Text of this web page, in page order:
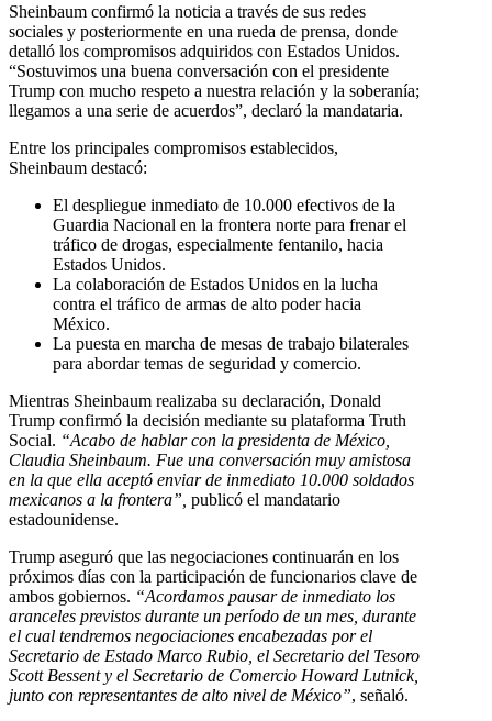
Sheinbaum confirmó la noticia a través de sus redes
sociales y posteriormente en una rueda de prensa, donde
detalló los compromisos adquiridos con Estados Unidos.
“Sostuvimos una buena conversación con el presidente
Trump con mucho respeto a nuestra relación y la soberanía;
llegamos a una serie de acuerdos”, declaró la mandataria.
Entre los principales compromisos establecidos,
Sheinbaum destacó:
El despliegue inmediato de 10.000 efectivos de la
Guardia Nacional en la frontera norte para frenar el
tráfico de drogas, especialmente fentanilo, hacia
Estados Unidos.
La colaboración de Estados Unidos en la lucha
contra el tráfico de armas de alto poder hacia
México.
La puesta en marcha de mesas de trabajo bilaterales
para abordar temas de seguridad y comercio.
Mientras Sheinbaum realizaba su declaración, Donald
Trump confirmó la decisión mediante su plataforma Truth
Social. “Acabo de hablar con la presidenta de México,
Claudia Sheinbaum. Fue una conversación muy amistosa
en la que ella aceptó enviar de inmediato 10.000 soldados
mexicanos a la frontera”, publicó el mandatario
estadounidense.
Trump aseguró que las negociaciones continuarán en los
próximos días con la participación de funcionarios clave de
ambos gobiernos. “Acordamos pausar de inmediato los
aranceles previstos durante un período de un mes, durante
el cual tendremos negociaciones encabezadas por el
Secretario de Estado Marco Rubio, el Secretario del Tesoro
Scott Bessent y el Secretario de Comercio Howard Lutnick,
junto con representantes de alto nivel de México”, señaló.